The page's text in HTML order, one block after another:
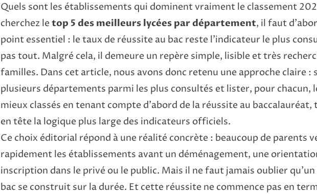
Quels sont les établissements qui dominent vraiment le classement
cherchez letop 5 des meilleurs lycées par département, il faut
point essentiel : le taux de réussite au bac reste l’indicateur le plus
pas tout. Malgré cela, il demeure un repère simple, lisible et très
familles. Dans cet article, nous avons donc retenu une approche claire :
plusieurs départements parmi les plus consultés et lister, pour chacun,
mieux classés en tenant compte d’abord de la réussite au
en tête la logique plus large des indicateurs officiels.
Ce choix éditorial répond à une réalité concrète : beaucoup de parents
rapidement les établissements avant un déménagement, une
inscription dans le privé ou le public. Mais il ne faut jamais oublier
bac se construit sur la durée. Et cette réussite ne commence pas en